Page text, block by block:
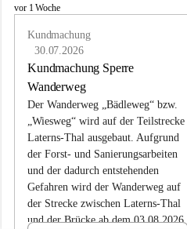
L
vor 1 Woche
Kundmachung
30.07.2026
Kundmachung Sperre
Wanderweg
Der Wanderweg „Bädleweg“ bzw.
„Wiesweg“ wird auf der Teilstrecke
Laterns-Thal ausgebaut. Aufgrund
der Forst- und Sanierungsarbeiten
und der dadurch entstehenden
Gefahren wird der Wanderweg auf
der Strecke zwischen Laterns-Thal
und der Brücke ab dem 03.08.2026